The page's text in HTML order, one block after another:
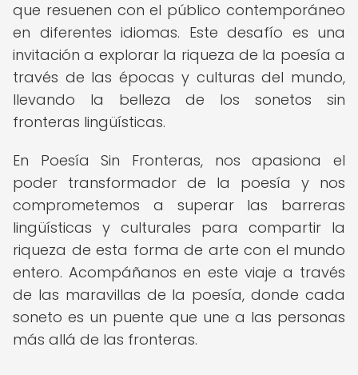
que resuenen con el público contemporáneo
en diferentes idiomas. Este desafío es una
invitación a explorar la riqueza de la poesía a
través de las épocas y culturas del mundo,
llevando la belleza de los sonetos sin
fronteras lingüísticas.
En Poesía Sin Fronteras, nos apasiona el
poder transformador de la poesía y nos
comprometemos a superar las barreras
lingüísticas y culturales para compartir la
riqueza de esta forma de arte con el mundo
entero. Acompáñanos en este viaje a través
de las maravillas de la poesía, donde cada
soneto es un puente que une a las personas
más allá de las fronteras.